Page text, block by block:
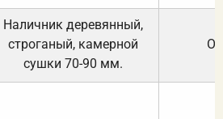
Наличник деревянный,
строганый, камерной
сушки 70-90 мм.